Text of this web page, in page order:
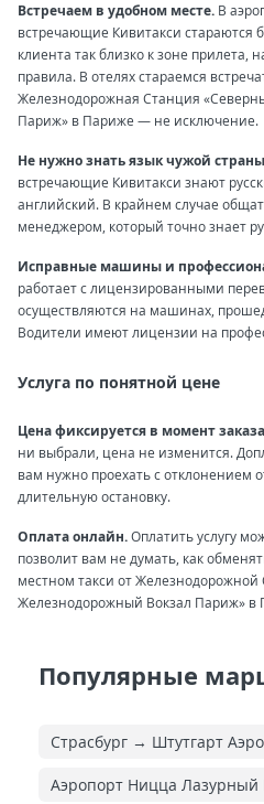
Встречаем в удобном месте. В
встречающие Кивитакси стараются
клиента так близко к зоне прилета,
правила. В отелях стараемся
Железнодорожная Станция
Париж» в Париже — не исключение.
Не нужно знать язык чужой
встречающие Кивитакси знают
английский. В крайнем случае
менеджером, который точно знает
Исправные машины и
работает с лицензированными
осуществляются на машинах,
Водители имеют лицензии на
Услуга по понятной цене
Цена фиксируется в момент
ни выбрали, цена не изменится.
вам нужно проехать с отклонением
длительную остановку.
Оплата онлайн.Оплатить услугу
позволит вам не думать, как
местном такси от
Железнодорожный Вокзал Париж» в
Популярные
Страсбург → Штутгарт
Аэропорт Ницца